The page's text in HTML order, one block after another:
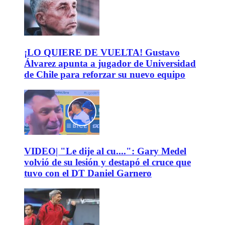
¡LO QUIERE DE VUELTA! Gustavo
Álvarez apunta a jugador de Universidad
de Chile para reforzar su nuevo equipo
VIDEO| "Le dije al cu....": Gary Medel
volvió de su lesión y destapó el cruce que
tuvo con el DT Daniel Garnero